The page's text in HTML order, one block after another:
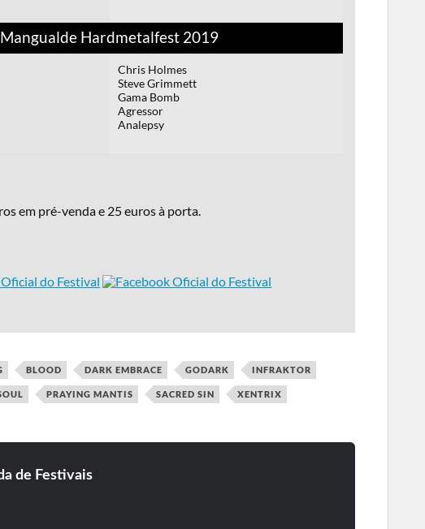
Mangualde Hardmetalfest 2019
Chris Holmes
Steve Grimmett
Gama Bomb
Agressor
Analepsy
em pré-venda e 25 euros à porta.
BLOOD DARK EMBRACE GODARK INFRAKTOR
PRAYING MANTIS SACRED SIN XENTRIX
de Festivais